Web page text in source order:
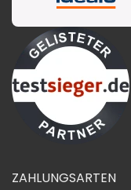
ZAHLUNGSARTEN